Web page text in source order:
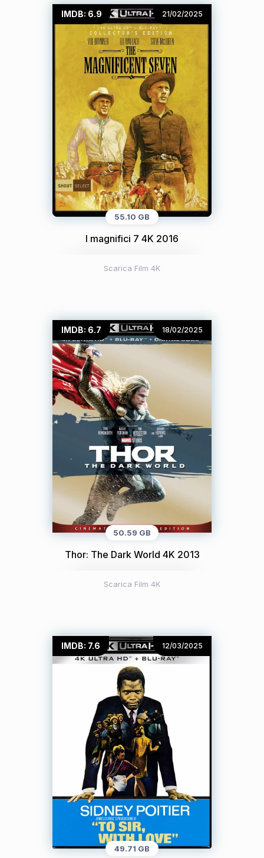
IMDB: 6.9 21/02/2025
55.10 GB
I magnifici 7 4K 2016
Scarica Film 4K
IMDB: 6.7 18/02/2025
50.59 GB
Thor: The Dark World 4K 2013
Scarica Film 4K
IMDB: 7.6 12/03/2025
49.71 GB